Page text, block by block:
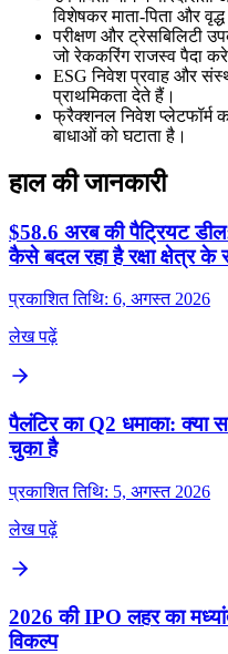
विशेषकर माता-पिता और
परीक्षण और ट्रेसबिलिटी
जो रेककरिंग राजस्व पैदा
ESG निवेश प्रवाह और
प्राथमिकता देते हैं।
फ्रैक्शनल निवेश प्लेटफॉर्म
बाधाओं को घटाता है।
हाल की जानकारी
$58.6 अरब की पैट्रियट
कैसे बदल रहा है रक्षा क्षेत्र के
प्रकाशित तिथि: 6, अगस्त 2026
लेख पढ़ें
पैलंटिर का Q2 धमाका:
चुका है
प्रकाशित तिथि: 5, अगस्त 2026
लेख पढ़ें
2026 की IPO लहर का
विकल्प